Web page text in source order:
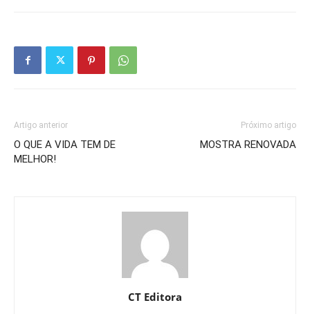
Artigo anterior
O QUE A VIDA TEM DE
MELHOR!
Próximo artigo
MOSTRA RENOVADA
CT Editora